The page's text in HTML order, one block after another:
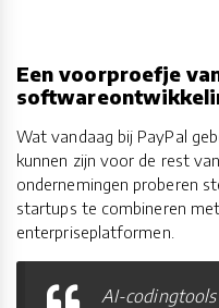
Een voorproefje
Wat vandaag bij PayPal
kunnen zijn voor de rest
ondernemingen proberen
startups te combineren
enterpriseplatformen.
AI-codingtools